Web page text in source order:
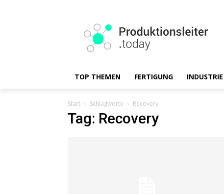
TOP THEMEN FERTIGUNG
Start Schlagworte Recovery
Tag: Recovery